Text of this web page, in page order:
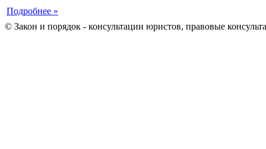
Подробнее »
© Закон и порядок - консультации юристов, правовые